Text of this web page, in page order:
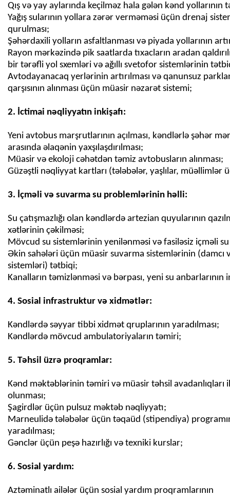
Qış və yay aylarında keçilməz hala gələn kənd yollarının
Yağış sularının yollara zərər verməməsi üçün drenaj
qurulması;
Şəhərdaxili yolların asfaltlanması və piyada yollarının
Rayon mərkəzində pik saatlarda tıxacların aradan
bir tərəfli yol sxemləri və ağıllı svetofor sistemlərinin
Avtodayanacaq yerlərinin artırılması və qanunsuz
qarşısının alınması üçün müasir nəzarət sistemi;
Yeni avtobus marşrutlarının açılması, kəndlərlə şəhər
arasında əlaqənin yaxşılaşdırılması;
Müasir və ekoloji cəhətdən təmiz avtobusların alınması;
Güzəştli nəqliyyat kartları (tələbələr, yaşlılar, müəllimlər
Su çatışmazlığı olan kəndlərdə artezian quyularının
xətlərinin çəkilməsi;
Mövcud su sistemlərinin yenilənməsi və fasiləsiz içməli
Əkin sahələri üçün müasir suvarma sistemlərinin (damcı
sistemləri) tətbiqi;
Kanalların təmizlənməsi və bərpası, yeni su anbarlarının
Kəndlərdə səyyar tibbi xidmət qruplarının yaradılması;
Kəndlərdə mövcud ambulatoriyaların təmiri;
Kənd məktəblərinin təmiri və müasir təhsil avadanlıqları
olunması;
Şagirdlər üçün pulsuz məktəb nəqliyyatı;
Marneulidə tələbələr üçün təqaüd (stipendiya)
yaradılması;
Gənclər üçün peşə hazırlığı və texniki kurslar;
Aztəminatlı ailələr üçün sosial yardım proqramlarının